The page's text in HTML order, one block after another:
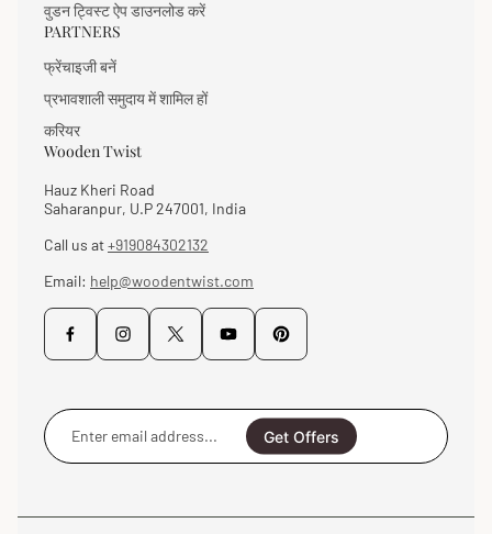
वुडन ट्विस्ट ऐप डाउनलोड करें
PARTNERS
फ्रेंचाइजी बनें
प्रभावशाली समुदाय में शामिल हों
करियर
Wooden Twist
Hauz Kheri Road
Saharanpur, U.P 247001, India
Call us at+919084302132
Email: help@woodentwist.com
Enter
email
address...
Get Offers